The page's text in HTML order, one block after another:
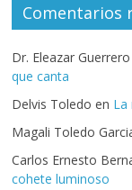
Comentarios
Dr. Eleazar
que canta
Delvis Toledo en La
Magali Toledo
Carlos Ernesto
cohete luminoso